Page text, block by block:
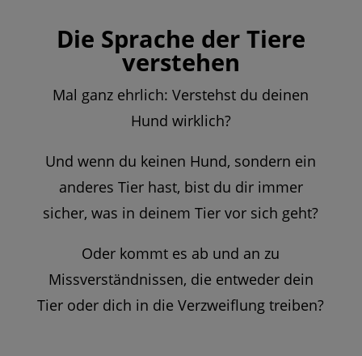
Die Sprache der Tiere
verstehen
Mal ganz ehrlich: Verstehst du deinen
Hund wirklich?
Und wenn du keinen Hund, sondern ein
anderes Tier hast, bist du dir immer
sicher, was in deinem Tier vor sich geht?
Oder kommt es ab und an zu
Missverständnissen, die entweder dein
Tier oder dich in die Verzweiflung treiben?